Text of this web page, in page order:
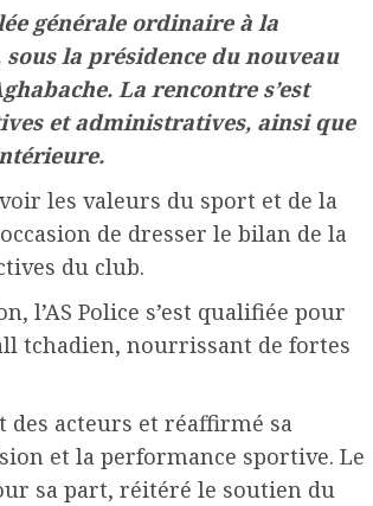
générale ordinaire à la
la présidence du nouveau
La rencontre s’est
et administratives, ainsi que
les valeurs du sport et de la
de dresser le bilan de la
du club.
l’AS Police s’est qualifiée pour
tchadien, nourrissant de fortes
des acteurs et réaffirmé sa
et la performance sportive. Le
sa part, réitéré le soutien du